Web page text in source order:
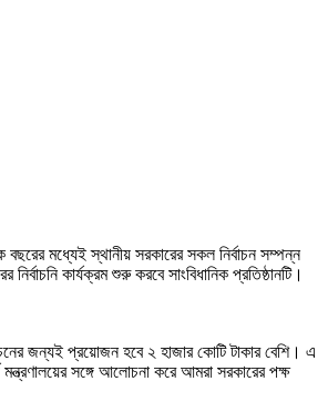
মধ্যেই স্থানীয় সরকারের সকল নির্বাচন সম্পন্ন
কার্যক্রম শুরু করবে সাংবিধানিক প্রতিষ্ঠানটি।
জন্যই প্রয়োজন হবে ২ হাজার কোটি টাকার বেশি। এ
সঙ্গে আলোচনা করে আমরা সরকারের পক্ষ